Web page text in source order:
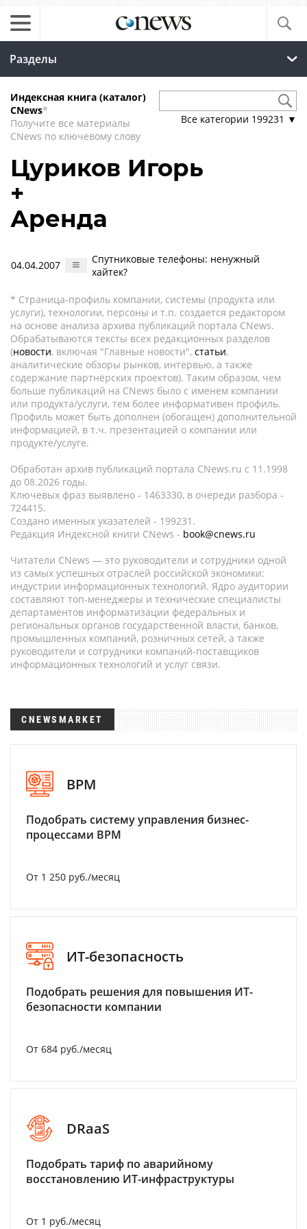
Разделы
Индексная книга (каталог)
CNews*
Получите все материалы
CNews по ключевому слову
Все категории 199231 ▼
Цуриков Игорь
+
Аренда
04.04.2007
Спутниковые телефоны: ненужный
хайтек?
* Страница-профиль компании, системы (продукта или
услуги), технологии, персоны и т.п. создается редактором
на основе анализа архива публикаций портала CNews.
Обрабатываются тексты всех редакционных разделов
(новости, включая "Главные новости", статьи,
аналитические обзоры рынков, интервью, а также
содержание партнёрских проектов). Таким образом, чем
больше публикаций на CNews было с именем компании
или продукта/услуги, тем более информативен профиль.
Профиль может быть дополнен (обогащен) дополнительной
информацией, в т.ч. презентацией о компании или
продукте/услуге.
Обработан архив публикаций портала CNews.ru c 11.1998
до 08.2026 годы.
Ключевых фраз выявлено - 1463330, в очереди разбора -
724415.
Создано именных указателей - 199231.
Редакция Индексной книги CNews - book@cnews.ru
Читатели CNews — это руководители и сотрудники одной
из самых успешных отраслей российской экономики:
индустрии информационных технологий. Ядро аудитории
составляют топ-менеджеры и технические специалисты
департаментов информатизации федеральных и
региональных органов государственной власти, банков,
промышленных компаний, розничных сетей, а также
руководители и сотрудники компаний-поставщиков
информационных технологий и услуг связи.
CNEWSMARKET
BPM
Подобрать систему управления бизнес-
процессами BPM
От 1 250 руб./месяц
ИТ-безопасность
Подобрать решения для повышения ИТ-
безопасности компании
От 684 руб./месяц
DRaaS
Подобрать тариф по аварийному
восстановлению ИТ-инфраструктуры
От 1 руб./месяц